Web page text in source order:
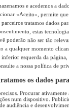
e acedemos a
«Aceito», permite
parceiros tratamos dados
estas
poderão não ser tão
a qualquer momento
esquerda da página,
a nossa política de
os dados
Procurar
num dispositivo.
audiência e